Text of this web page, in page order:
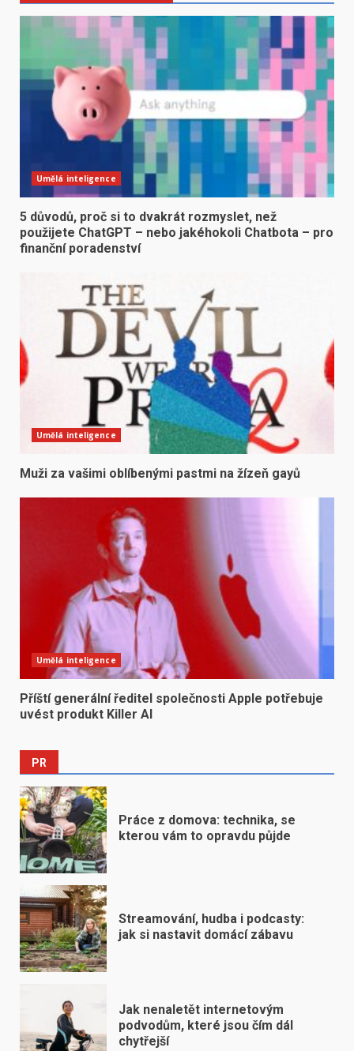
Umělá inteligence
5 důvodů, proč si to dvakrát rozmyslet, než
použijete ChatGPT – nebo jakéhokoli Chatbota – pro
finanční poradenství
Umělá inteligence
Muži za vašimi oblíbenými pastmi na žízeň gayů
Umělá inteligence
Příští generální ředitel společnosti Apple potřebuje
uvést produkt Killer AI
PR
Práce z domova: technika, se
kterou vám to opravdu půjde
Streamování, hudba i podcasty:
jak si nastavit domácí zábavu
Jak nenaletět internetovým
podvodům, které jsou čím dál
chytřejší